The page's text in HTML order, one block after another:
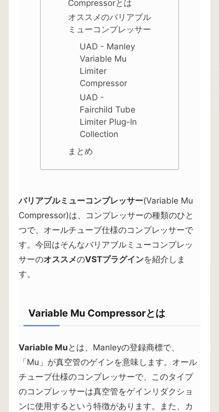
Compressorとは
オススメのバリアブル
ミューコンプレッサー
UAD - Manley
Variable Mu
Limiter
Compressor
UAD -
Fairchild Tube
Limiter Plug-In
Collection
まとめ
バリアブルミューコンプレッサー(Variable Mu
Compressor)は、コンプレッサーの種類のひと
つで、オールチューブ仕様のコンプレッサーで
す。今回はそんなバリアブルミューコンプレッ
サーのオススメのVSTプラグインを紹介しま
す。
Variable Mu Compressorとは
Variable Mu とは、Manleyの登録商標で、
「Mu」が真空管のゲインを意味します。オール
チューブ仕様のコンプレッサーで、このタイプ
のコンプレッサーは真空管をゲインリダクショ
ンに使用するという特徴があります。また、カ